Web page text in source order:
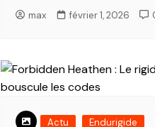
max février 1, 2026
Actu Endurigide